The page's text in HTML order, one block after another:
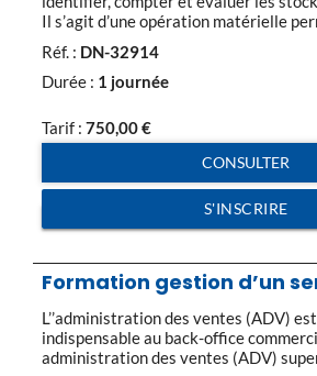
Il s’agit d’une opération matérielle
constituent les stocks. Toutes les
stock ont des obligations légales. La
ne pas […]
Réf. : DN-32914
Durée : 1 journée
Tarif : 750,00€
CONSULTER
S'INSCRIRE
Formation gestion d’un
L’’administration des ventes (ADV)
indispensable au back-office
administration des ventes (ADV)